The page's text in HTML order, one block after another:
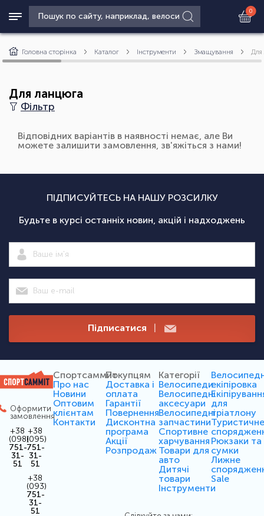
0
Головна сторінка Каталог Інструменти Змащування Для
Для ланцюга
Фільтр
Відповідних варіантів в наявності немає, але Ви
можете залишити замовлення, зв'яжіться з нами!
ПІДПИСУЙТЕСЬ НА НАШУ РОЗСИЛКУ
Будьте в курсі останніх новин, акцій і надходжень
Підписатися |
Оформити
замовлення
+38
(098)
751-
31-
51
+38
(095)
751-
31-
51
+38
(093)
751-
31-
51
Спортсаммит
Про нас
Новини
Оптовим
клієнтам
Контакти
Покупцям
Доставка і
оплата
Гарантії
Повернення
Дисконтна
програма
Акції
Розпродаж
Категорії
Велосипеди
Велосипедні
аксесуари
Велосипедні
запчастини
Спортивне
харчування
Товари для
авто
Дитячі
товари
Інструменти
екіпіровка
для
тріатлону
Рюкзаки та
сумки
Лижне
Sale